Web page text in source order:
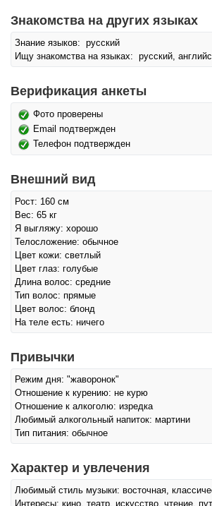
Знакомства на других языках
Знание языков: русский
Ищу знакомства на языках: русский,
Верификация анкеты
Фото проверены
Email подтвержден
Телефон подтвержден
Внешний вид
Рост: 160 см
Вес: 65 кг
Я выгляжу: хорошо
Телосложение: обычное
Цвет кожи: светлый
Цвет глаз: голубые
Длина волос: средние
Тип волос: прямые
Цвет волос: блонд
На теле есть: ничего
Привычки
Режим дня: "жаворонок"
Отношение к курению: не курю
Отношение к алкоголю: изредка
Любимый алкогольный напиток: мартини
Тип питания: обычное
Характер и увлечения
Любимый стиль музыки: восточная,
Интересы: кино, театр, искусcтво, чтение,